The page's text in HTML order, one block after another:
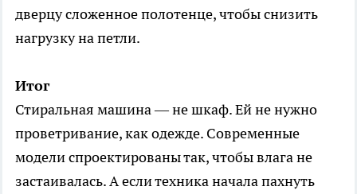
дверцу сложенное полотенце, чтобы снизить
нагрузку на петли.
Итог
Стиральная машина — не шкаф. Ей не нужно
проветривание, как одежде. Современные
модели спроектированы так, чтобы влага не
застаивалась. А если техника начала пахнуть